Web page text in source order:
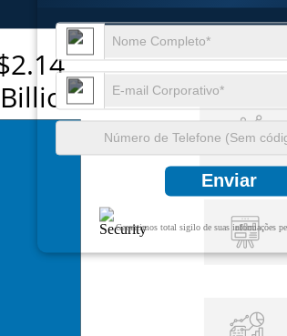
Enviar
Garantimos total sigilo de suas informações